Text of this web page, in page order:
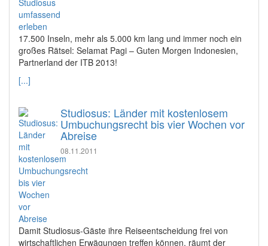
17.500 Inseln, mehr als 5.000 km lang und immer noch ein
großes Rätsel: Selamat Pagi – Guten Morgen Indonesien,
Partnerland der ITB 2013!
[...]
Studiosus: Länder mit kostenlosem
Umbuchungsrecht bis vier Wochen vor
Abreise
08.11.2011
Damit Studiosus-Gäste ihre Reiseentscheidung frei von
wirtschaftlichen Erwägungen treffen können, räumt der